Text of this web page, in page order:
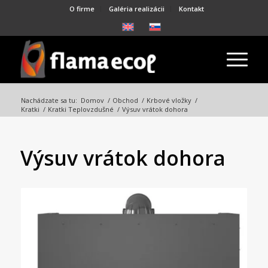
O firme Galéria realizácii Kontakt
Nachádzate sa tu: Domov / Obchod / Krbové vložky /
Kratki / Kratki Teplovzdušné / Výsuv vrátok dohora
Výsuv vrátok dohora